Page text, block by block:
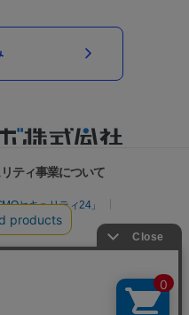
ティ事業について
セキュリティ24」
断